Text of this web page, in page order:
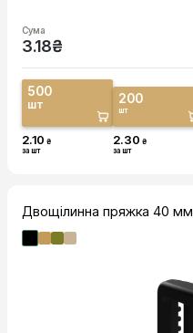
Сума
3.18₴
500
шт
2.10 ₴
за шт
200
шт
2.30 ₴
за шт
Двощілинна пряжка 40 мм